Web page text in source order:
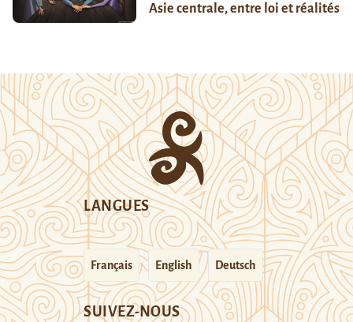
Asie centrale, entre loi et réalités
LANGUES
Français English Deutsch
SUIVEZ-NOUS